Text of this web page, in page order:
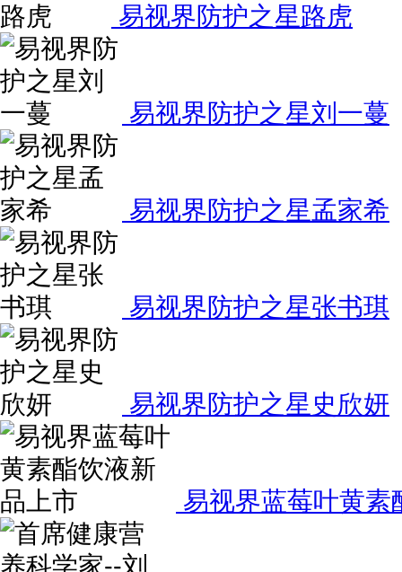
易视界防护之星路虎
易视界防护之星刘一蔓
易视界防护之星孟家希
易视界防护之星张书琪
易视界防护之星史欣妍
易视界蓝莓叶黄素